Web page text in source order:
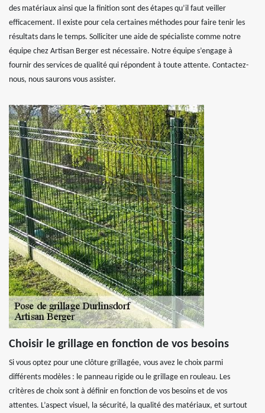
des matériaux ainsi que la finition sont des étapes qu’il faut veiller
efficacement. Il existe pour cela certaines méthodes pour faire tenir les
résultats dans le temps. Solliciter une aide de spécialiste comme notre
équipe chez Artisan Berger est nécessaire. Notre équipe s’engage à
fournir des services de qualité qui répondent à toute attente. Contactez-
nous, nous saurons vous assister.
Choisir le grillage en fonction de vos besoins
Si vous optez pour une clôture grillagée, vous avez le choix parmi
différents modèles : le panneau rigide ou le grillage en rouleau. Les
critères de choix sont à définir en fonction de vos besoins et de vos
attentes. L’aspect visuel, la sécurité, la qualité des matériaux, et surtout